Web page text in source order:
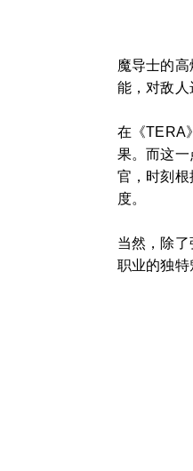
魔导士的
能，对敌人
在《TERA
果。而这一
官，时刻
度。
当然，除
职业的独特